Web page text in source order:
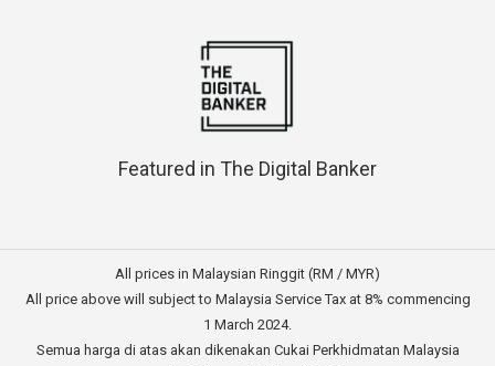
Featured in The Digital Banker
All prices in Malaysian Ringgit (RM / MYR)
All price above will subject to Malaysia Service Tax at 8% commencing
1 March 2024.
Semua harga di atas akan dikenakan Cukai Perkhidmatan Malaysia